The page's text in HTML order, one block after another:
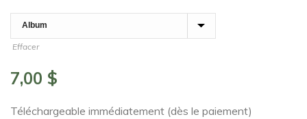
Effacer
7,00 $
Téléchargeable immédiatement (dès le paiement)